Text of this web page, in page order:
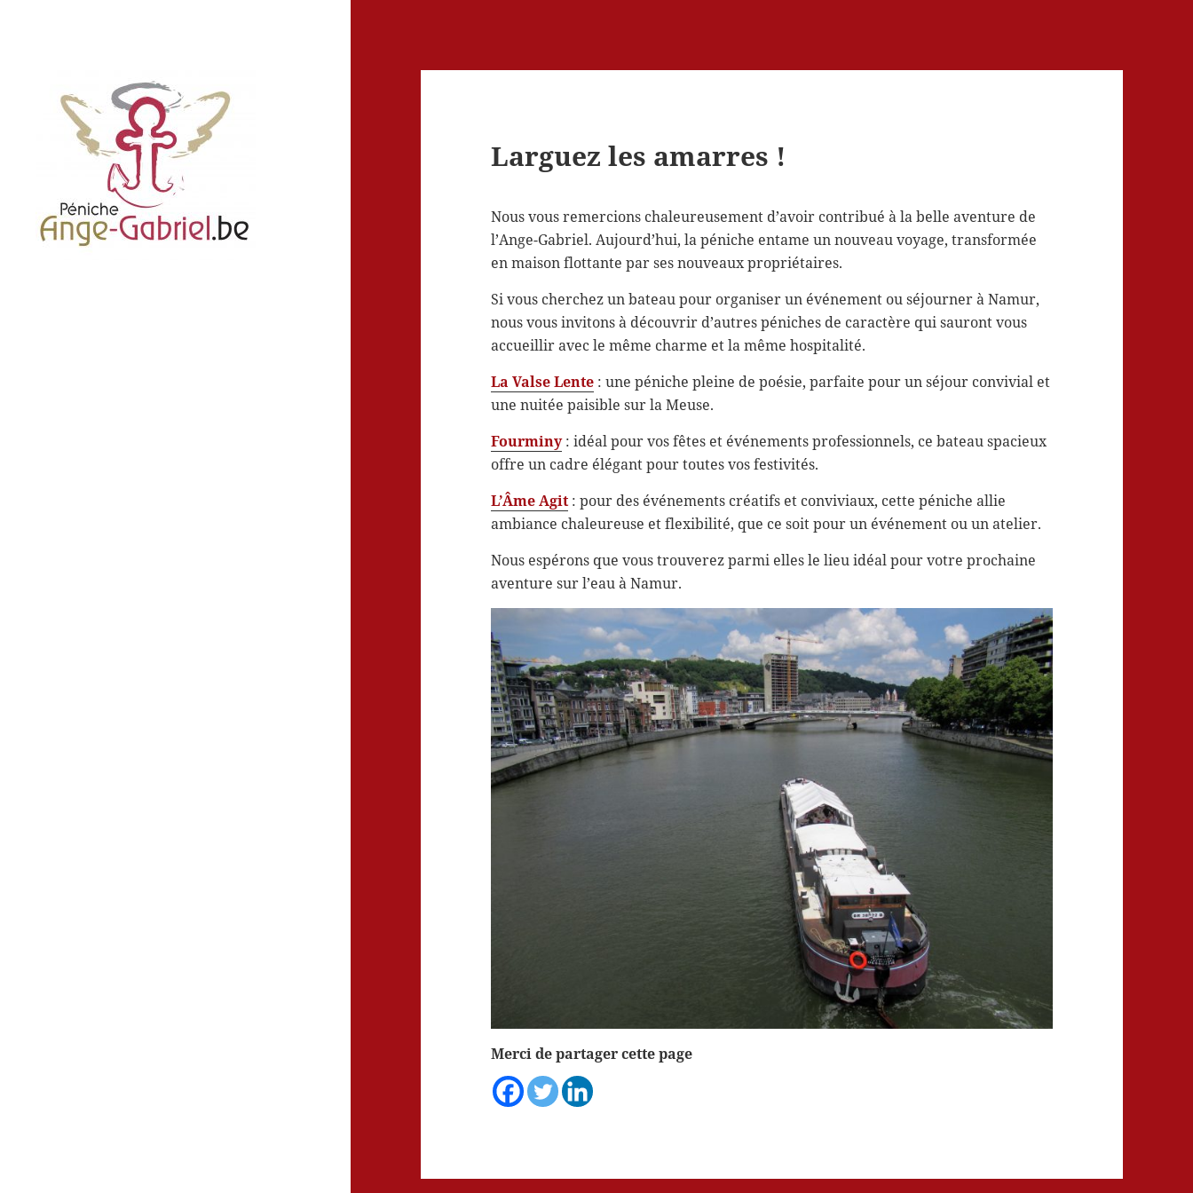
Larguez les amarres !
Nous vous remercions chaleureusement d’avoir contribué à la belle aventure de
l’Ange-Gabriel. Aujourd’hui, la péniche entame un nouveau voyage, transformée
en maison flottante par ses nouveaux propriétaires.
Si vous cherchez un bateau pour organiser un événement ou séjourner à Namur,
nous vous invitons à découvrir d’autres péniches de caractère qui sauront vous
accueillir avec le même charme et la même hospitalité.
La Valse Lente : une péniche pleine de poésie, parfaite pour un séjour convivial et
une nuitée paisible sur la Meuse.
Fourminy: idéal pour vos fêtes et événements professionnels, ce bateau spacieux
offre un cadre élégant pour toutes vos festivités.
L’Âme Agit: pour des événements créatifs et conviviaux, cette péniche allie
ambiance chaleureuse et flexibilité, que ce soit pour un événement ou un atelier.
Nous espérons que vous trouverez parmi elles le lieu idéal pour votre prochaine
aventure sur l’eau à Namur.
Merci de partager cette page